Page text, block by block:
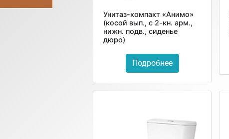
Унитаз-компакт «Анимо»
(косой вып., с 2-кн. арм.,
нижн. подв., сиденье
дюро)
Подробнее